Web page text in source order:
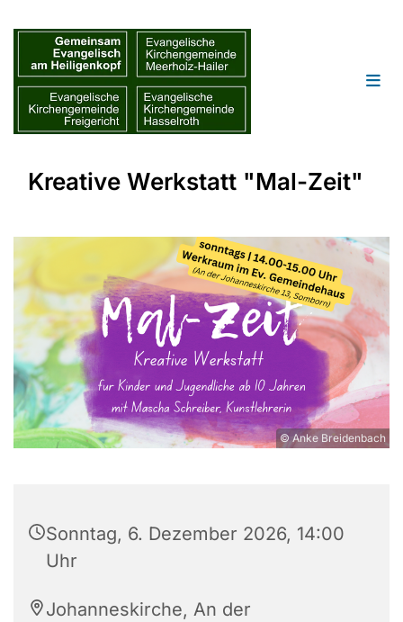
Kreative Werkstatt "Mal-Zeit"
© Anke Breidenbach
Sonntag, 6. Dezember 2026, 14:00
Uhr
Johanneskirche, An der